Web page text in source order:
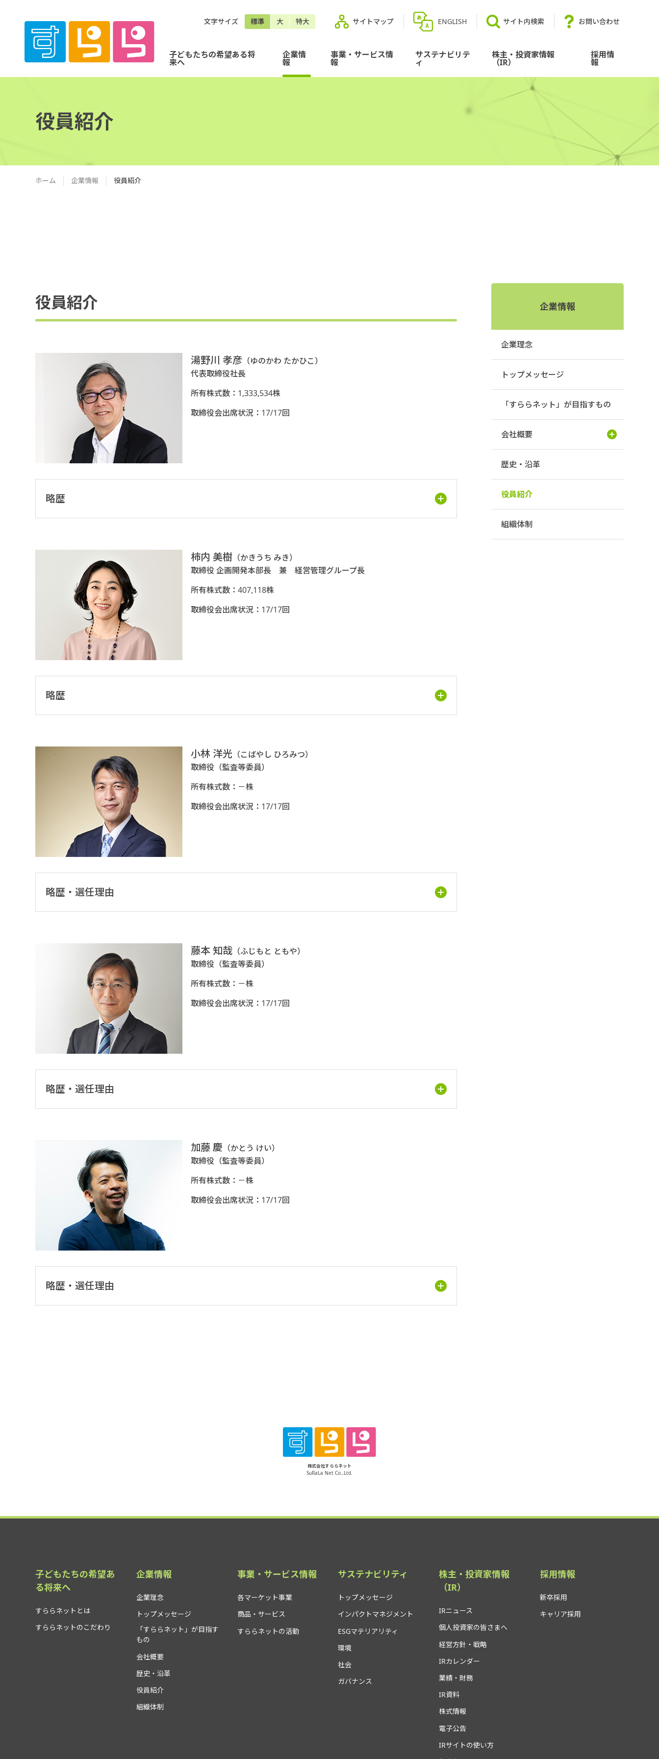
文字サイズ 標準 大 特大 サイトマップ ENGLISH サイト内検索 お問い合わせ
子どもたちの希望ある将
来へ
企業情
報
事業・サービス情
報
サステナビリテ
ィ
株主・投資家情報
（IR）
採用情
報
役員紹介
ホーム 企業情報 役員紹介
役員紹介
湯野川 孝彦 （ゆのかわ たかひこ）
代表取締役社長
所有株式数：1,333,534株
取締役会出席状況：17/17回
略歴
柿内 美樹 （かきうち みき）
取締役 企画開発本部長 兼 経営管理グループ長
所有株式数：407,118株
取締役会出席状況：17/17回
略歴
小林 洋光 （こばやし ひろみつ）
取締役（監査等委員）
所有株式数：－株
取締役会出席状況：17/17回
略歴・選任理由
藤本 知哉 （ふじもと ともや）
取締役（監査等委員）
所有株式数：－株
取締役会出席状況：17/17回
略歴・選任理由
加藤 慶 （かとう けい）
取締役（監査等委員）
所有株式数：－株
取締役会出席状況：17/17回
略歴・選任理由
企業情報
企業理念
トップメッセージ
「すららネット」が目指すもの
会社概要
歴史・沿革
役員紹介
組織体制
株式会社すららネット
SuRaLa Net Co.,Ltd.
子どもたちの希望あ
る将来へ
すららネットとは
すららネットのこだわり
企業情報
企業理念
トップメッセージ
「すららネット」が目指す
もの
会社概要
歴史・沿革
役員紹介
組織体制
事業・サービス情報
各マーケット事業
商品・サービス
すららネットの活動
サステナビリティ
トップメッセージ
インパクトマネジメント
ESGマテリアリティ
環境
社会
ガバナンス
株主・投資家情報
（IR）
IRニュース
個人投資家の皆さまへ
経営方針・戦略
IRカレンダー
業績・財務
IR資料
株式情報
電子公告
IRサイトの使い方
採用情報
新卒採用
キャリア採用